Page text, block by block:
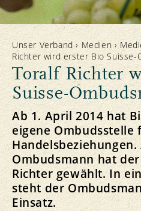
Unser Verband› Medien ›
Richter wird erster Bio Suisse-
Toralf Richter
Suisse-
Ab 1. April 2014 hat
eigene Ombudsstelle
Handelsbeziehungen.
Ombudsmann hat
Richter gewählt. In
steht der
Einsatz.